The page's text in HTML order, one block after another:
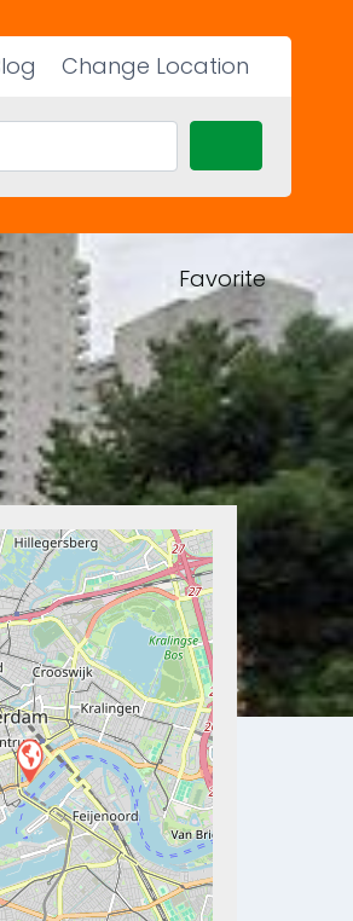
Change Location
Favorite
Next